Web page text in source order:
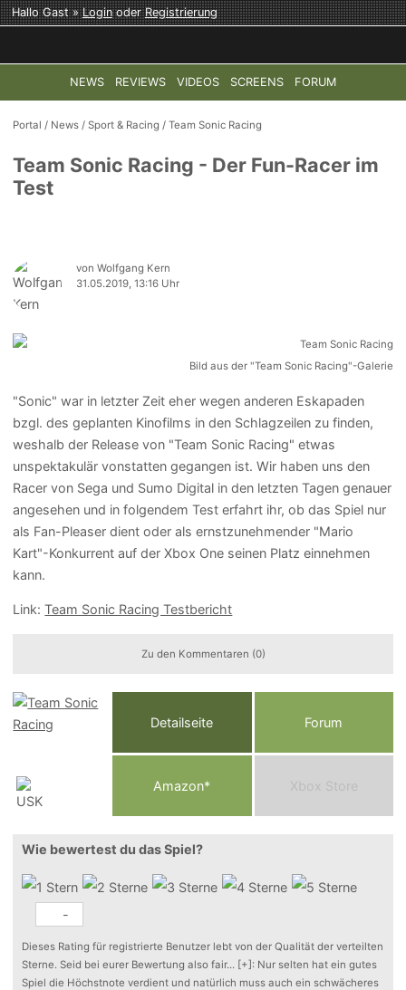
Hallo Gast »LoginoderRegistrierung
NEWS REVIEWS VIDEOS SCREENS FORUM
TOP-THEMEN: COD: MODERN WARFARE 4 HALO:
Portal / News /Sport & Racing /Team Sonic Racing
Team Sonic Racing - Der Fun-Racer im
Test
von Wolfgang Kern
31.05.2019, 13:16 Uhr
Bild aus der "Team Sonic Racing"-Galerie
"Sonic" war in letzter Zeit eher wegen anderen Eskapaden
bzgl. des geplanten Kinofilms in den Schlagzeilen zu finden,
weshalb der Release von "Team Sonic Racing" etwas
unspektakulär vonstatten gegangen ist. Wir haben uns den
Racer von Sega und Sumo Digital in den letzten Tagen genauer
angesehen und in folgendem Test erfahrt ihr, ob das Spiel nur
als Fan-Pleaser dient oder als ernstzunehmender "Mario
Kart"-Konkurrent auf der Xbox One seinen Platz einnehmen
kann.
Link:Team Sonic Racing Testbericht
Zu den Kommentaren (0)
Detailseite Forum
Amazon* Xbox Store
Wie bewertest du das Spiel?
-
Dieses Rating für registrierte Benutzer lebt von der Qualität der verteilten
Sterne. Seid bei eurer Bewertung also fair... [+]: Nur selten hat ein gutes
Spiel die Höchstnote verdient und natürlich muss auch ein schwächeres